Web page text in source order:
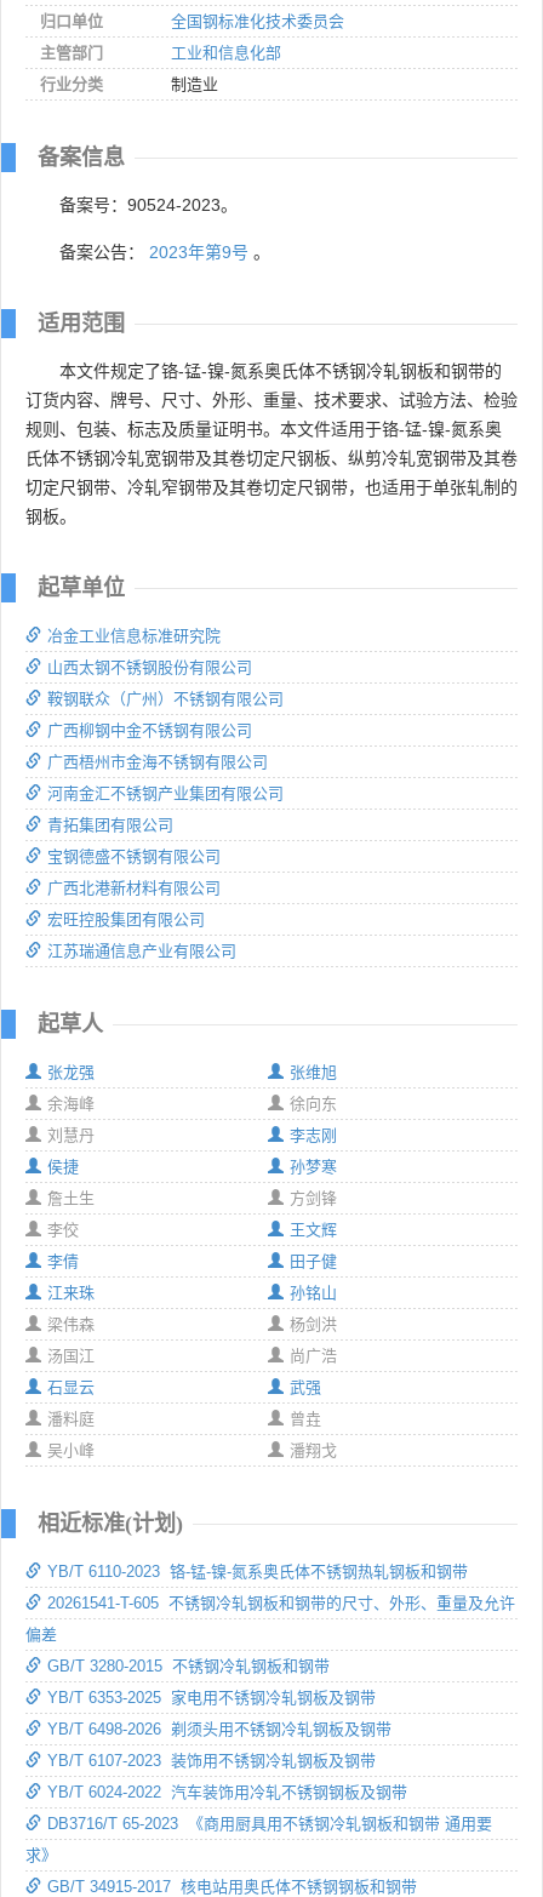
归口单位
全国钢标准化技术委员会
主管部门
工业和信息化部
行业分类
制造业
备案信息
备案号：90524-2023。
备案公告： 2023年第9号 。
适用范围
本文件规定了铬-锰-镍-氮系奥氏体不锈钢冷轧钢板和钢带的
订货内容、牌号、尺寸、外形、重量、技术要求、试验方法、检验
规则、包装、标志及质量证明书。本文件适用于铬-锰-镍-氮系奥
氏体不锈钢冷轧宽钢带及其卷切定尺钢板、纵剪冷轧宽钢带及其卷
切定尺钢带、冷轧窄钢带及其卷切定尺钢带，也适用于单张轧制的
钢板。
起草单位
冶金工业信息标准研究院
山西太钢不锈钢股份有限公司
鞍钢联众（广州）不锈钢有限公司
广西柳钢中金不锈钢有限公司
广西梧州市金海不锈钢有限公司
河南金汇不锈钢产业集团有限公司
青拓集团有限公司
宝钢德盛不锈钢有限公司
广西北港新材料有限公司
宏旺控股集团有限公司
江苏瑞通信息产业有限公司
起草人
张龙强
张维旭
余海峰
徐向东
刘慧丹
李志刚
侯捷
孙梦寒
詹土生
方剑锋
李佼
王文辉
李倩
田子健
江来珠
孙铭山
梁伟森
杨剑洪
汤国江
尚广浩
石显云
武强
潘料庭
曾垚
吴小峰
潘翔戈
相近标准(计划)
YB/T 6110-2023 铬-锰-镍-氮系奥氏体不锈钢热轧钢板和钢带
20261541-T-605 不锈钢冷轧钢板和钢带的尺寸、外形、重量及允许
偏差
GB/T 3280-2015 不锈钢冷轧钢板和钢带
YB/T 6353-2025 家电用不锈钢冷轧钢板及钢带
YB/T 6498-2026 剃须头用不锈钢冷轧钢板及钢带
YB/T 6107-2023 装饰用不锈钢冷轧钢板及钢带
YB/T 6024-2022 汽车装饰用冷轧不锈钢钢板及钢带
DB3716/T 65-2023 《商用厨具用不锈钢冷轧钢板和钢带 通用要
求》
GB/T 34915-2017 核电站用奥氏体不锈钢钢板和钢带